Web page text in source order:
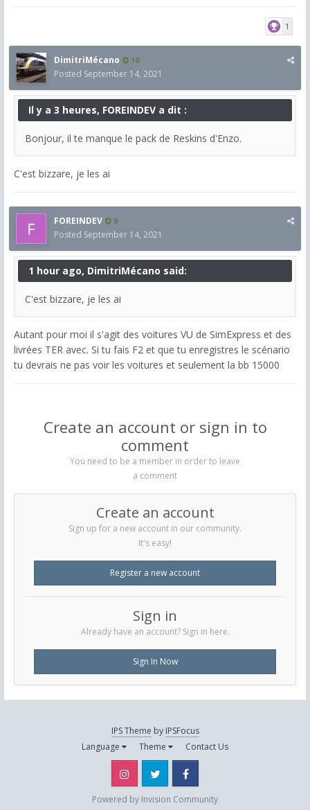
1
DimitriMécano 10
Posted September 14, 2021
Il y a 3 heures, FOREINDEV a dit :
Bonjour, il te manque le pack de Reskins d'Enzo.
C'est bizzare, je les ai
FOREINDEV 9
Posted September 14, 2021
1 hour ago, DimitriMécano said:
C'est bizzare, je les ai
Autant pour moi il s'agit des voitures VU de SimExpress et des
livrées TER avec. Si tu fais F2 et que tu enregistres le scénario
tu devrais ne pas voir les voitures et seulement la bb 15000
Create an account or sign in to
comment
You need to be a member in order to leave
a comment
Create an account
Sign up for a new account in our community.
It's easy!
Register a new account
Sign in
Already have an account? Sign in here.
Sign In Now
IPS Theme by IPSFocus
Language
Theme Contact Us
Instagram Twitter
Powered by Invision Community